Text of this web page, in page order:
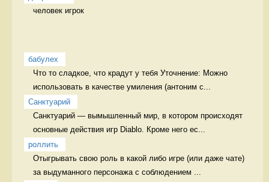
человек игрок
бабулех
Что то сладкое, что крадут у тебя Уточнение: Можно
использовать в качестве умиления (антоним с...
Санктуарий
Санктуарий — вымышленный мир, в котором происходят
основные действия игр Diablo. Кроме него ес...
роллить
Отыгрывать свою роль в какой либо игре (или даже чате)
за выдуманного персонажа с соблюдением ...